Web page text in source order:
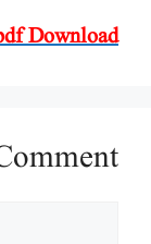
Download